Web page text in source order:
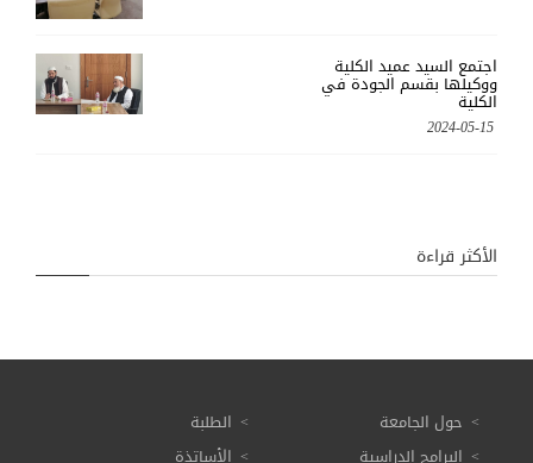
اجتمع السيد عميد الكلية
ووكيلها بقسم الجودة في
الكلية
2024-05-15
الأكثر قراءة
حول الجامعة
البرامج الدراسية
الطلبة
الأساتذة